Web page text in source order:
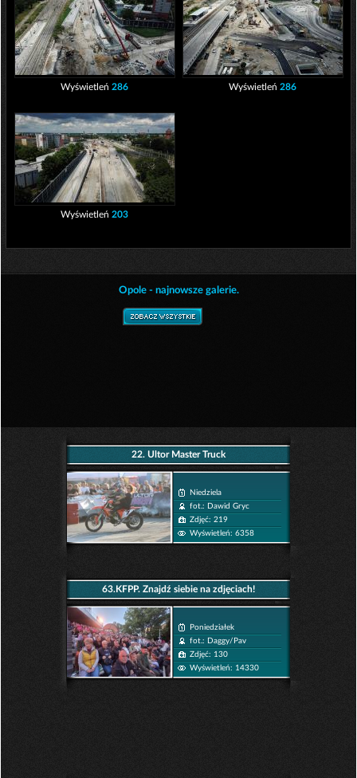
Wyświetleń 286 Wyświetleń 286
Wyświetleń 203
Opole - najnowsze galerie.
22. Ultor Master Truck
Niedziela
fot.: Dawid Gryc
Zdjęć: 219
Wyświetleń: 6358
63.KFPP. Znajdź siebie na zdjęciach!
Poniedziałek
fot.: Daggy/Pav
Zdjęć: 130
Wyświetleń: 14330